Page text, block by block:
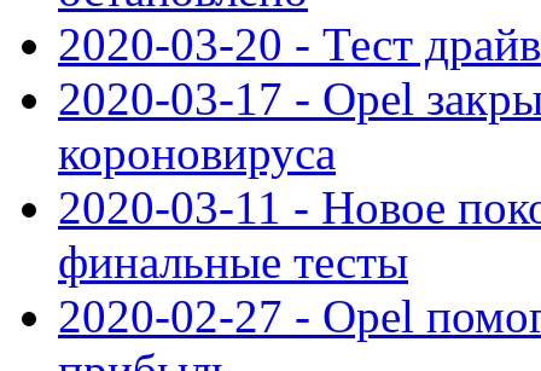
2020-03-20 - Тест
2020-03-17 - Opel
короновируса
2020-03-11 - Новое
финальные тесты
2020-02-27 - Opel